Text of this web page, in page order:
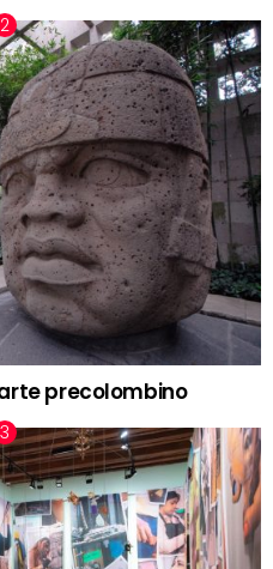
precolombino